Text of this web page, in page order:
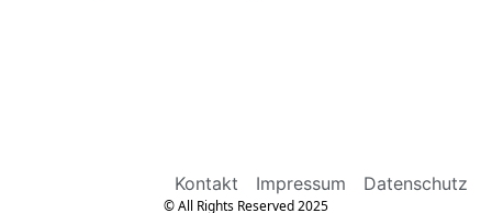
Kontakt Impressum Datenschutz
© All Rights Reserved 2025